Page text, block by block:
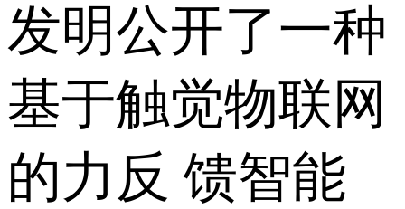
发明公开了一种
基于触觉物联网
的力反 馈智能